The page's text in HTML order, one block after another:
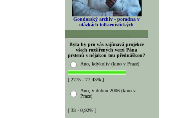
Gondorský archiv - poradna v
otázkách tolkienistických
Byla by pro vás zajímavá projekce
všech rozšířených verzí Pána
prstenů s nějakou tou přednáškou?
Ano, kdykoliv (kino v Praze)
[ 2775 - 77,43% ]
Ano, v dubnu 2006 (kino v
Praze)
[ 33 - 0,92% ]